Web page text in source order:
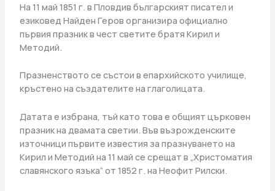
На 11 май 1851 г. в Пловдив българският писател и
езиковед Найден Геров организира официално
първия празник в чест светите братя Кирил и
Методий.
Празненството се състои в епархийското училище,
кръстено на създателите на глаголицата.
Датата е избрана, тъй като това е общият църковен
празник на двамата светии. Във възрожденските
източници първите известия за празнуването на
Кирил и Методий на 11 май се срещат в „Христоматия
славянского язъка“ от 1852 г. на Неофит Рилски.